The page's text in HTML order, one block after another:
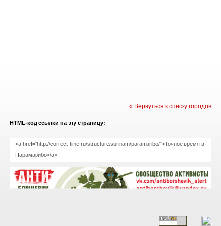
« Вернуться к списку городов
HTML-код ссылки на эту страницу: